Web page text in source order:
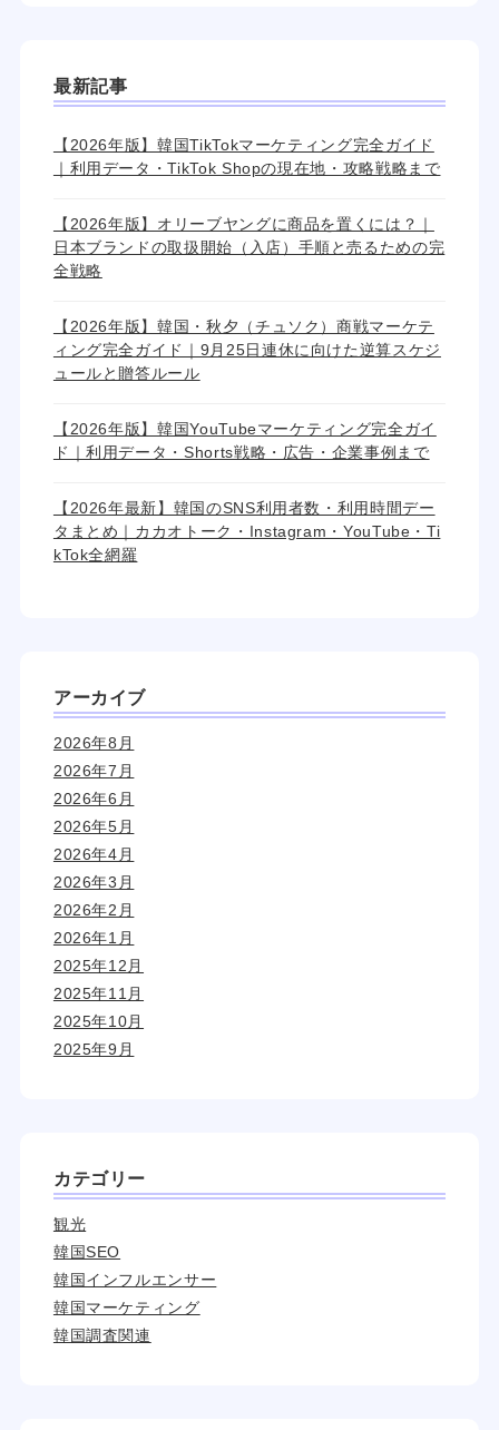
最新記事
【2026年版】韓国TikTokマーケティング完全ガイド
｜利用データ・TikTok Shopの現在地・攻略戦略まで
【2026年版】オリーブヤングに商品を置くには？｜
日本ブランドの取扱開始（入店）手順と売るための完
全戦略
【2026年版】韓国・秋夕（チュソク）商戦マーケテ
ィング完全ガイド｜9月25日連休に向けた逆算スケジ
ュールと贈答ルール
【2026年版】韓国YouTubeマーケティング完全ガイ
ド｜利用データ・Shorts戦略・広告・企業事例まで
【2026年最新】韓国のSNS利用者数・利用時間デー
タまとめ｜カカオトーク・Instagram・YouTube・Ti
kTok全網羅
アーカイブ
2026年8月
2026年7月
2026年6月
2026年5月
2026年4月
2026年3月
2026年2月
2026年1月
2025年12月
2025年11月
2025年10月
2025年9月
カテゴリー
観光
韓国SEO
韓国インフルエンサー
韓国マーケティング
韓国調査関連